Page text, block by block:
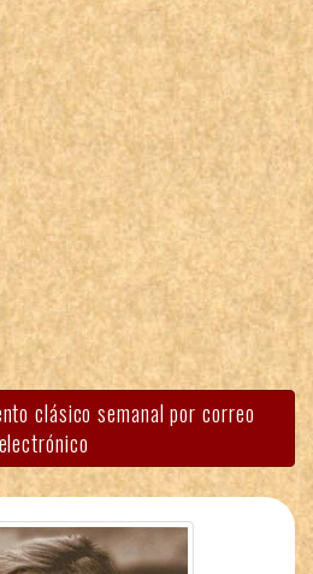
clásico semanal por correo
electrónico